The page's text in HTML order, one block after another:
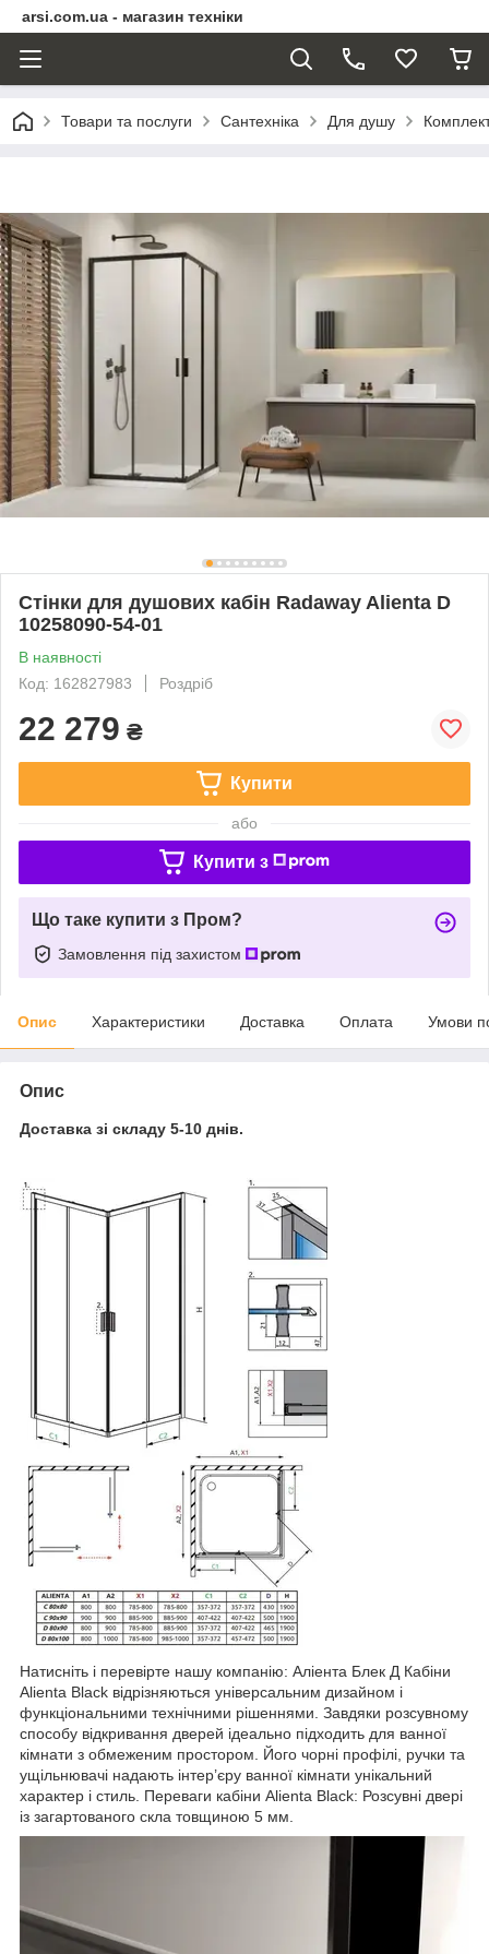
arsi.com.ua - магазин техніки
Товари та послуги Сантехніка Для душу
Стінки для душових кабін Radaway Alienta D
10258090-54-01
В наявності
Код: 162827983
Роздріб
22 279 ₴
Купити
або
Купити з
Що таке купити з Пром?
Замовлення під захистом
Опис Характеристики Доставка Оплата Умови
Опис
Доставка зі складу 5-10 днів.
Натисніть і перевірте нашу компанію: Аліента Блек Д Кабіни
Alienta Black відрізняються універсальним дизайном і
функціональними технічними рішеннями. Завдяки розсувному
способу відкривання дверей ідеально підходить для ванної
кімнати з обмеженим простором. Його чорні профілі, ручки та
ущільнювачі надають інтер’єру ванної кімнати унікальний
характер і стиль. Переваги кабіни Alienta Black: Розсувні двері
із загартованого скла товщиною 5 мм.